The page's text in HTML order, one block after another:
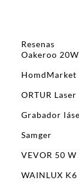
Resenas
Oakeroo 20W
HomdMarket
ORTUR
Grabador
Samger
VEVOR 50 W
WAINLUX K6